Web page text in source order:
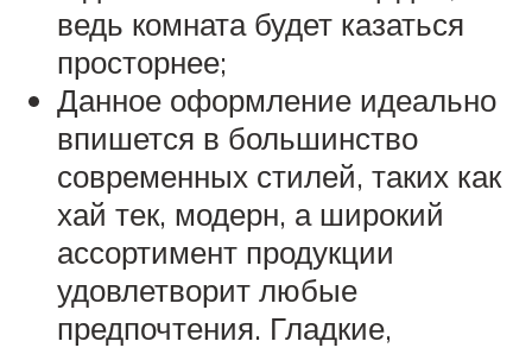
ведь комната будет казаться
просторнее;
Данное оформление идеально
впишется в большинство
современных стилей, таких как
хай тек, модерн, а широкий
ассортимент продукции
удовлетворит любые
предпочтения. Гладкие,